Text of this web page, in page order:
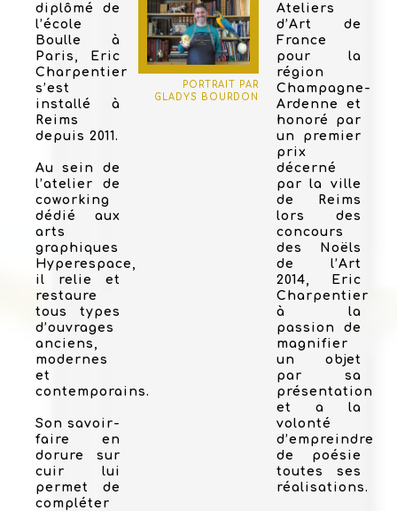
diplômé de
l’école
Boulle à
Paris, Eric
Charpentier
s’est
installé à
Reims
depuis 2011.
Au sein de
l’atelier de
coworking
dédié aux
arts
graphiques
Hyperespace,
il relie et
restaure
tous types
d’ouvrages
anciens,
modernes
et
contemporains.
Son savoir-
faire en
dorure sur
cuir lui
permet de
compléter
PORTRAIT PAR
GLADYS BOURDON
Ateliers
d’Art de
France
pour la
région
Champagne-
Ardenne et
honoré par
un premier
prix
décerné
par la ville
de Reims
lors des
concours
des Noëls
de l’Art
2014, Eric
Charpentier
à la
passion de
magnifier
un objet
par sa
présentation
et a la
volonté
d’empreindre
de poésie
toutes ses
réalisations.